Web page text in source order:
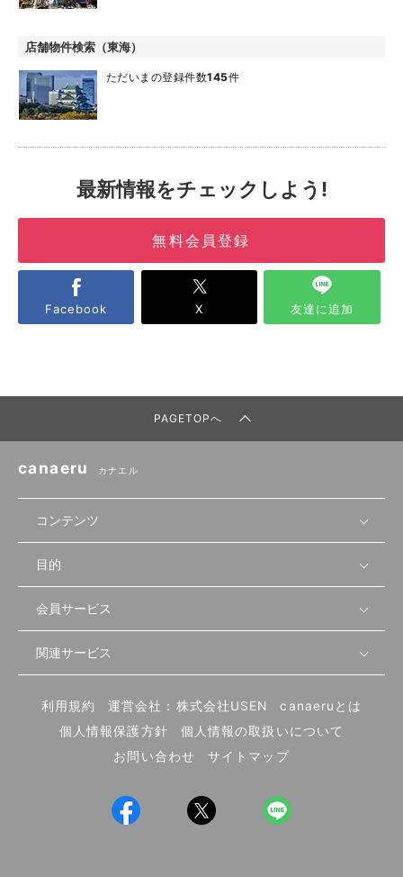
店舗物件検索（東海）
ただいまの登録件数145件
最新情報をチェックしよう!
無料会員登録
Facebook X 友達に追加
PAGETOPへ
canaeru カナエル
コンテンツ
無料開業相談
セミナー情報
セミナー動画
物件を探す
首都圏
北海道
先輩開業者の声
開業・経営に関する記事
編集ポリシー
業態別の開業方法
UIターン開業特集
目的
店舗運営
物件
内装・設備
食材・仕入れ
会員サービス
会員登録
ログイン
関連サービス
飲食店サクセスガイド（外部サイト）
利用規約 運営会社：株式会社USEN
canaeruとは
個人情報保護方針
個人情報の取扱いについて
お問い合わせ
サイトマップ